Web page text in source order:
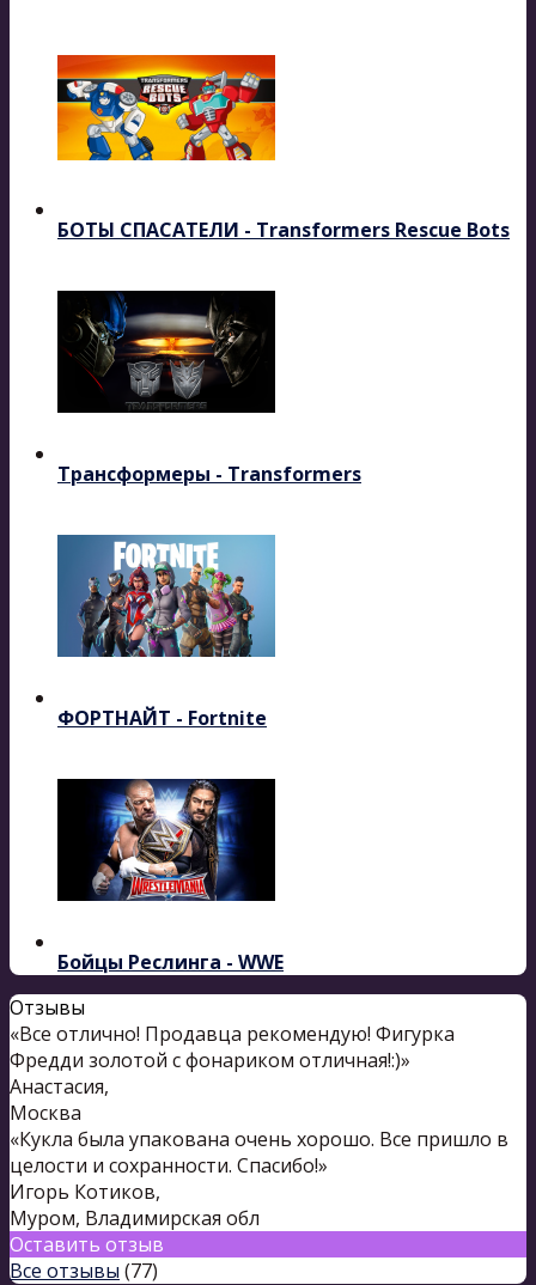
БОТЫ СПАСАТЕЛИ - Transformers Rescue Bots
Трансформеры - Transformers
ФОРТНАЙТ - Fortnite
Бойцы Реслинга - WWE
Отзывы
«Все отлично! Продавца рекомендую! Фигурка
Фредди золотой с фонариком отличная!:)»
Анастасия,
Москва
«Кукла была упакована очень хорошо. Все пришло в
целости и сохранности. Спасибо!»
Игорь Котиков,
Муром, Владимирская обл
Оставить отзыв
Все отзывы (77)